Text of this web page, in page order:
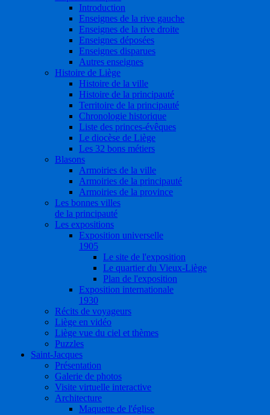
Introduction
Enseignes de la rive gauche
Enseignes de la rive droite
Enseignes déposées
Enseignes disparues
Autres enseignes
Histoire de Liège
Histoire de la ville
Histoire de la principauté
Territoire de la principauté
Chronologie historique
Liste des princes-évêques
Le diocèse de Liège
Les 32 bons métiers
Blasons
Armoiries de la ville
Armoiries de la principauté
Armoiries de la province
Les bonnes villes
de la principauté
Les expositions
Exposition universelle
1905
Le site de l'exposition
Le quartier du Vieux-Liège
Plan de l'exposition
Exposition internationale
1930
Récits de voyageurs
Liège en vidéo
Liège vue du ciel et thèmes
Puzzles
Saint-Jacques
Présentation
Galerie de photos
Visite virtuelle interactive
Architecture
Maquette de l'église